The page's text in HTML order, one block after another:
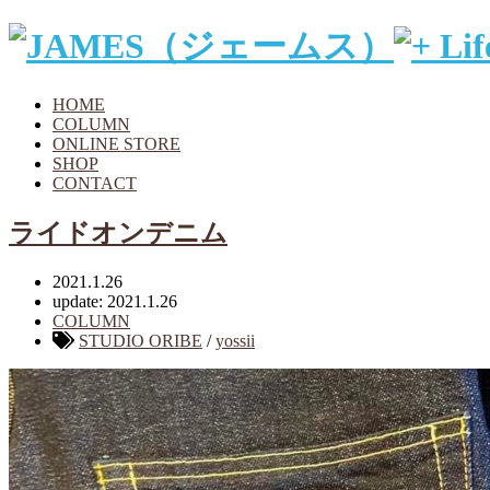
HOME
COLUMN
ONLINE STORE
SHOP
CONTACT
ライドオンデニム
2021.1.26
update: 2021.1.26
COLUMN
STUDIO ORIBE /yossii